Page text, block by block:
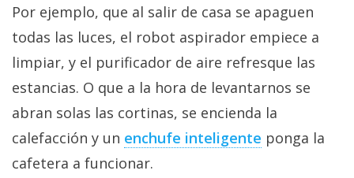
Por ejemplo, que al salir de casa se apaguen
todas las luces, el robot aspirador empiece a
limpiar, y el purificador de aire refresque las
estancias. O que a la hora de levantarnos se
abran solas las cortinas, se encienda la
calefacción y un enchufe inteligente‎ ponga la
cafetera a funcionar.